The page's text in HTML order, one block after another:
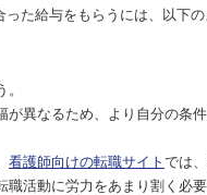
た給与をもらうには、以下
異なるため、より自分の条
看護師向けの転職サイト では
活動に労力をあまり割く必要